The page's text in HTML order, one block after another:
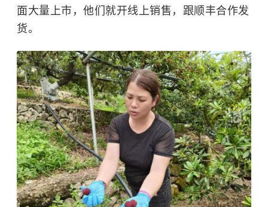
面大量上市，他们就开线上销售，跟顺丰合作发
货。